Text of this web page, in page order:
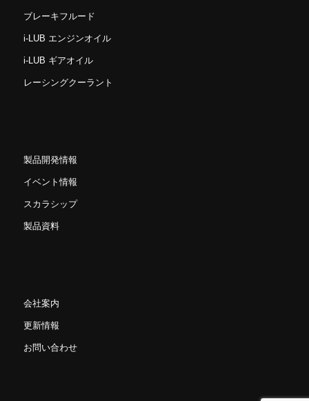
ブレーキフルード
i-LUB エンジンオイル
i-LUB ギアオイル
レーシングクーラント
製品開発情報
イベント情報
スカラシップ
製品資料
会社案内
更新情報
お問い合わせ